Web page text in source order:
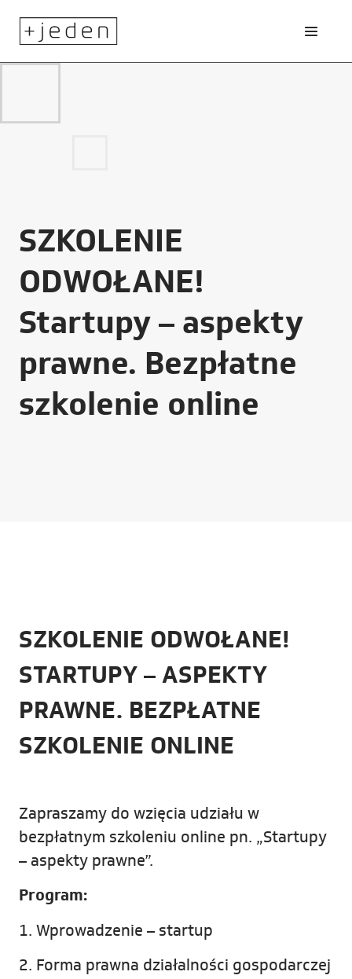
SZKOLENIE
ODWOŁANE!
Startupy – aspekty
prawne. Bezpłatne
szkolenie online
SZKOLENIE ODWOŁANE!
STARTUPY – ASPEKTY
PRAWNE. BEZPŁATNE
SZKOLENIE ONLINE
Zapraszamy do wzięcia udziału w
bezpłatnym szkoleniu online pn. „Startupy
– aspekty prawne”.
Program:
1. Wprowadzenie – startup
2. Forma prawna działalności gospodarczej